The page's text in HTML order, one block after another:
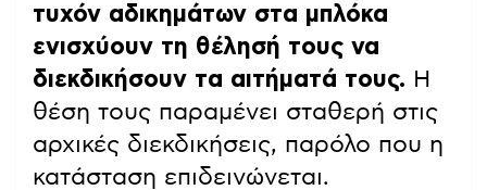
τυχόν αδικημάτων στα μπλόκα
ενισχύουν τη θέλησή τους να
διεκδικήσουν τα αιτήματά τους. Η
θέση τους παραμένει σταθερή στις
αρχικές διεκδικήσεις, παρόλο που η
κατάσταση επιδεινώνεται.